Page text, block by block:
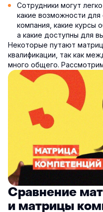
Сотрудники могут
какие возможности
компания, какие курсы
а какие доступны для
Некоторые путают
квалификации, так как
много общего.
Сравнение
и матрицы